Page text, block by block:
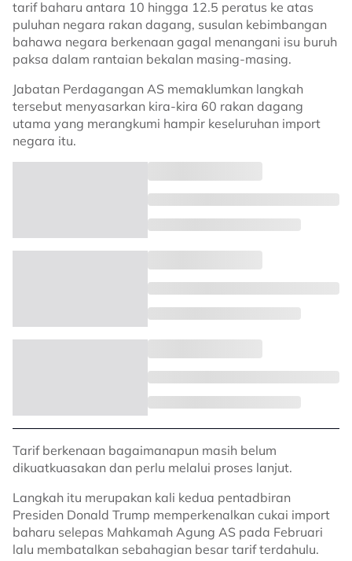
tarif baharu antara 10 hingga 12.5 peratus ke atas
puluhan negara rakan dagang, susulan kebimbangan
bahawa negara berkenaan gagal menangani isu buruh
paksa dalam rantaian bekalan masing-masing.
Jabatan Perdagangan AS memaklumkan langkah
tersebut menyasarkan kira-kira 60 rakan dagang
utama yang merangkumi hampir keseluruhan import
negara itu.
Tarif berkenaan bagaimanapun masih belum
dikuatkuasakan dan perlu melalui proses lanjut.
Langkah itu merupakan kali kedua pentadbiran
Presiden Donald Trump memperkenalkan cukai import
baharu selepas Mahkamah Agung AS pada Februari
lalu membatalkan sebahagian besar tarif terdahulu.